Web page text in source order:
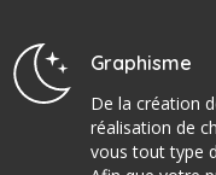
Graphisme
De la création
réalisation de
vous tout type